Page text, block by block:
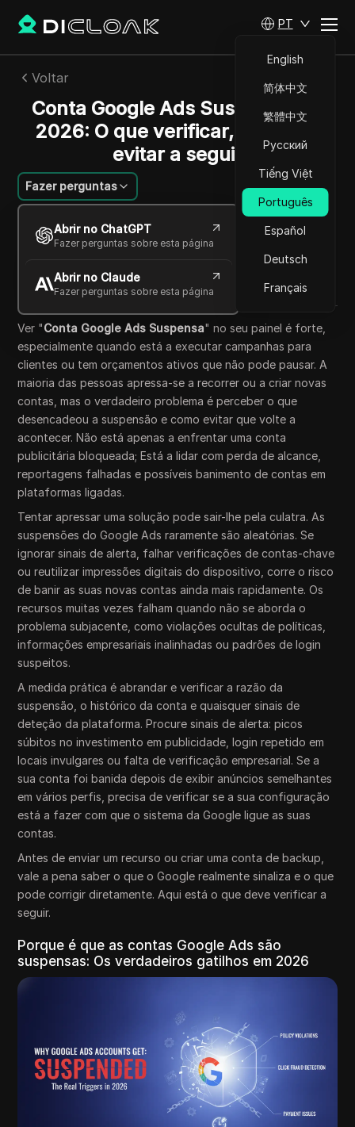
PT
English
简体中文
繁體中文
Русский
Tiếng Việt
Português
Español
Deutsch
Français
Voltar
Conta Google Ads Suspensa em
2026: O que verificar, corrigir e
evitar a seguir
Fazer perguntas
Abrir no ChatGPT
Fazer perguntas sobre esta página
Abrir no Claude
Fazer perguntas sobre esta página
Ekaterina Ivanova
07 jul 2026 7 min de leitura
Copy Link
Ver "Conta Google Ads Suspensa" no seu painel é forte,
especialmente quando está a executar campanhas para
clientes ou tem orçamentos ativos que não pode pausar. A
maioria das pessoas apressa-se a recorrer ou a criar novas
contas, mas o verdadeiro problema é perceber o que
desencadeou a suspensão e como evitar que volte a
acontecer. Não está apenas a enfrentar uma conta
publicitária bloqueada; Está a lidar com perda de alcance,
reportagens falhadas e possíveis banimento de contas em
plataformas ligadas.
Tentar apressar uma solução pode sair-lhe pela culatra. As
suspensões do Google Ads raramente são aleatórias. Se
ignorar sinais de alerta, falhar verificações de contas-chave
ou reutilizar impressões digitais do dispositivo, corre o risco
de banir as suas novas contas ainda mais rapidamente. Os
recursos muitas vezes falham quando não se aborda o
problema subjacente, como violações ocultas de políticas,
informações empresariais inalinhadas ou padrões de login
suspeitos.
A medida prática é abrandar e verificar a razão da
suspensão, o histórico da conta e quaisquer sinais de
deteção da plataforma. Procure sinais de alerta: picos
súbitos no investimento em publicidade, login repetido em
locais invulgares ou falta de verificação empresarial. Se a
sua conta foi banida depois de exibir anúncios semelhantes
em vários perfis, precisa de verificar se a sua configuração
está a fazer com que o sistema da Google ligue as suas
contas.
Antes de enviar um recurso ou criar uma conta de backup,
vale a pena saber o que o Google realmente sinaliza e o que
pode corrigir diretamente. Aqui está o que deve verificar a
seguir.
Porque é que as contas Google Ads são
suspensas: Os verdadeiros gatilhos em 2026